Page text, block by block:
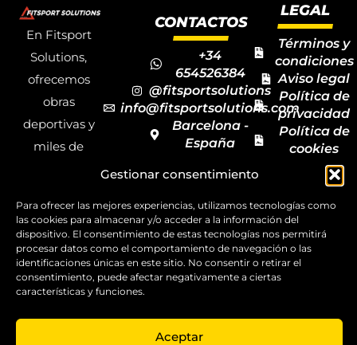
Gestionar consentimiento
Para ofrecer las mejores experiencias, utilizamos tecnologías como
las cookies para almacenar y/o acceder a la información del
dispositivo. El consentimiento de estas tecnologías nos permitirá
procesar datos como el comportamiento de navegación o las
identificaciones únicas en este sitio. No consentir o retirar el
consentimiento, puede afectar negativamente a ciertas
características y funciones.
Aceptar
En Fitsport
Solutions,
ofrecemos
obras
deportivas y
miles de
deportivos
para todas las
disciplinas,
garantizando
la calidad y el
CONTACTOS
+34
654526384
@fitsportsolutions
info@fitsportsolutions.com
Barcelona -
España
de contacto
LEGAL
Términos y
condiciones
Aviso legal
Política de
privacidad
Política de
cookies
Mapa del
sitio